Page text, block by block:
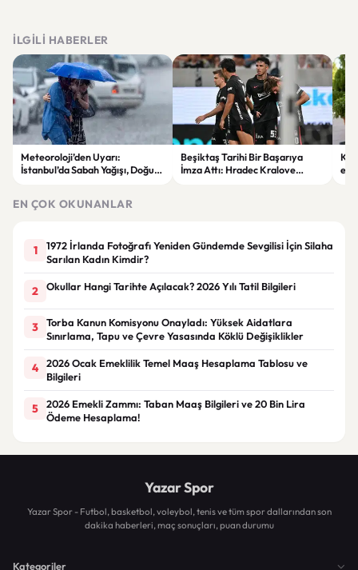
İLGILI HABERLER
Meteoroloji’den Uyarı:
İstanbul’da Sabah Yağışı, Doğu
Beşiktaş Tarihi Bir Başarıya
İmza Attı: Hradec Kralove
EN ÇOK OKUNANLAR
1
1972 İrlanda Fotoğrafı Yeniden Gündemde Sevgilisi İçin Silaha
Sarılan Kadın Kimdir?
2 Okullar Hangi Tarihte Açılacak? 2026 Yılı Tatil Bilgileri
3
Torba Kanun Komisyonu Onayladı: Yüksek Aidatlara
Sınırlama, Tapu ve Çevre Yasasında Köklü Değişiklikler
4
2026 Ocak Emeklilik Temel Maaş Hesaplama Tablosu ve
Bilgileri
5
2026 Emekli Zammı: Taban Maaş Bilgileri ve 20 Bin Lira
Ödeme Hesaplama!
Yazar Spor
Yazar Spor - Futbol, basketbol, voleybol, tenis ve tüm spor dallarından son
dakika haberleri, maç sonuçları, puan durumu
Kategoriler